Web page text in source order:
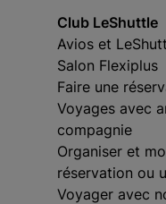
Club LeShuttle
Avios et
Salon Flexiplus
Faire une
Voyages avec
compagnie
Organiser et
réservation ou
Voyager avec